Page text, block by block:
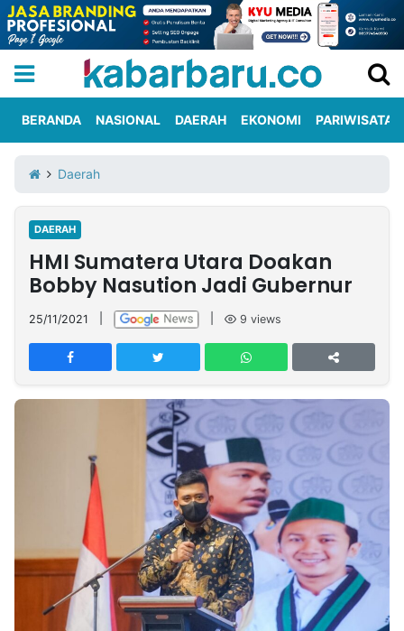
Iklan
Berita
Kami
Nasional
International
Olahraga
Entertainment
Daerah
Pariwisata
Kuliner
Kolom
Network
PT
TREETAN
MULTIMEDIA
NTB
Time
Jogja
Rakyat
News
Notice
Dinamikapost.com
Baru
Seedbacklink
Kabarbaru
BERANDA NASIONAL DAERAH EKONOMI PARIWISATA
Daerah
DAERAH
HMI Sumatera Utara Doakan
Bobby Nasution Jadi Gubernur
25/11/2021 9 views